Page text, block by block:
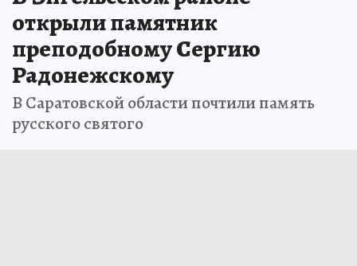
открыли памятник
преподобному Сергию
Радонежскому
В Саратовской области почтили память
русского святого